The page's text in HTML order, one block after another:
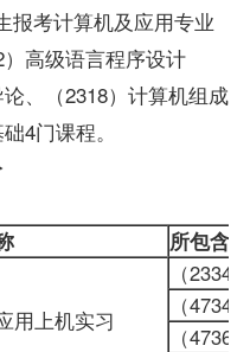
考计算机及应用专业
高级语言程序设计
、（2318）计算机组成
4门课程。
所包含
用上机实习
（
（
（